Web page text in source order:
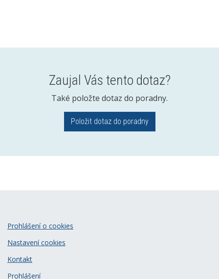
Zaujal Vás tento dotaz?
Také položte dotaz do poradny.
Položit dotaz do poradny
Prohlášení o cookies
Nastavení cookies
Kontakt
Prohlášení